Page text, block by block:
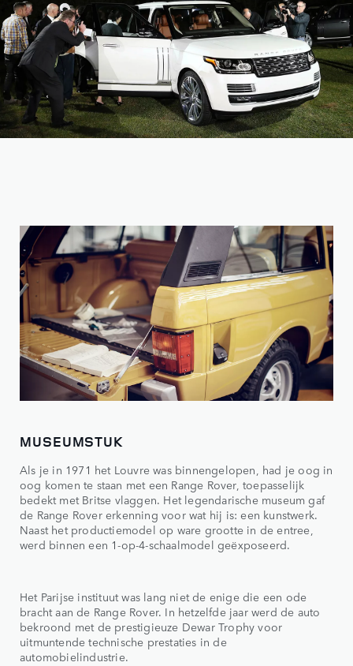
MUSEUMSTUK
Als je in 1971 het Louvre was binnengelopen, had je oog in
oog komen te staan met een Range Rover, toepasselijk
bedekt met Britse vlaggen. Het legendarische museum gaf
de Range Rover erkenning voor wat hij is: een kunstwerk.
Naast het productiemodel op ware grootte in de entree,
werd binnen een 1-op-4-schaalmodel geëxposeerd.
Het Parijse instituut was lang niet de enige die een ode
bracht aan de Range Rover. In hetzelfde jaar werd de auto
bekroond met de prestigieuze Dewar Trophy voor
uitmuntende technische prestaties in de
automobielindustrie.